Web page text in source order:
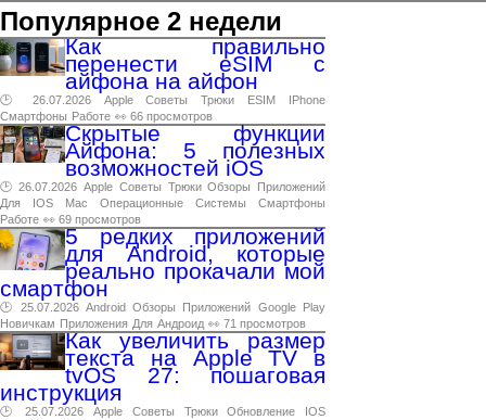
Популярное 2 недели
Как правильно
перенести eSIM с
айфона на айфон
🕑 26.07.2026 Apple Советы Трюки ESIM
IPhone
Смартфоны Работе 👀 66 просмотров
Скрытые функции
Айфона: 5 полезных
возможностей iOS
🕑 26.07.2026 Apple Советы Трюки Обзоры
Приложений
Для
IOS Mac Операционные Системы
Смартфоны
Работе 👀 69 просмотров
5 редких приложений
для Android, которые
реально прокачали мой
смартфон
🕑 25.07.2026 Android Обзоры Приложений Google
Play
Новичкам Приложения Для Андроид 👀 71 просмотров
Как увеличить размер
текста на Apple TV в
tvOS 27: пошаговая
инструкция
🕑 25.07.2026 Apple Советы Трюки Обновление
IOS